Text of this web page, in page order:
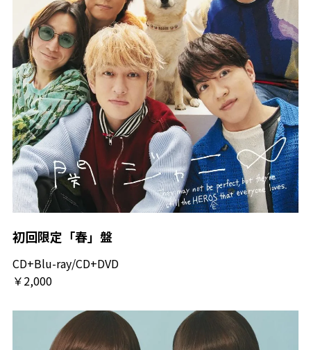
初回限定「春」盤
CD+Blu-ray/CD+DVD
￥2,000